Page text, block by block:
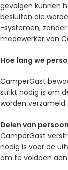
gevolgen kunnen
besluiten die
-systemen,
medewerker van
Hoe lang we
CamperGast
strikt nodig is om
worden verzameld.
Delen van
CamperGast
nodig is voor de
om te voldoen